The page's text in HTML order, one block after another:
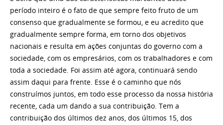
período inteiro é o fato de que sempre feito fruto de um
consenso que gradualmente se formou, e eu acredito que
gradualmente sempre forma, em torno dos objetivos
nacionais e resulta em ações conjuntas do governo com a
sociedade, com os empresários, com os trabalhadores e com
toda a sociedade. Foi assim até agora, continuará sendo
assim daqui para frente. Esse é o caminho que nós
construímos juntos, em todo esse processo da nossa história
recente, cada um dando a sua contribuição. Tem a
contribuição dos últimos dez anos, dos últimos 15, dos